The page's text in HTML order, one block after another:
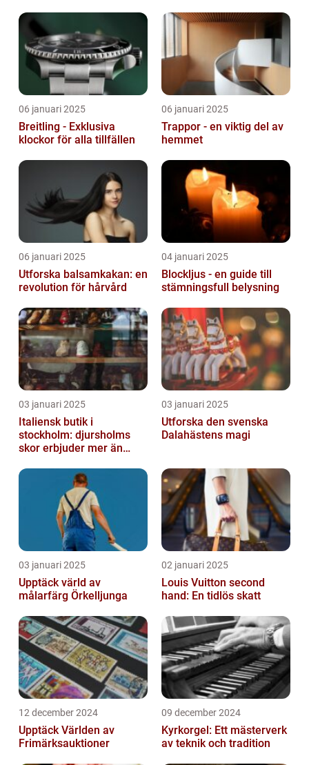
06 januari 2025
Breitling - Exklusiva
klockor för alla tillfällen
06 januari 2025
Trappor - en viktig del av
hemmet
06 januari 2025
Utforska balsamkakan: en
revolution för hårvård
04 januari 2025
Blockljus - en guide till
stämningsfull belysning
03 januari 2025
Italiensk butik i
stockholm: djursholms
skor erbjuder mer än
03 januari 2025
Utforska den svenska
Dalahästens magi
03 januari 2025
Upptäck värld av
målarfärg Örkelljunga
02 januari 2025
Louis Vuitton second
hand: En tidlös skatt
12 december 2024
Upptäck Världen av
Frimärksauktioner
09 december 2024
Kyrkorgel: Ett mästerverk
av teknik och tradition